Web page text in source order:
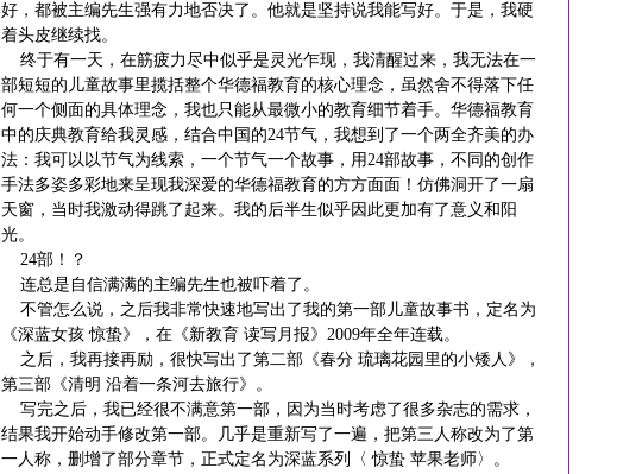
好，都被主编先生强有力地否决了。他就是坚持说我能写好。于是，我硬
着头皮继续找。
终于有一天，在筋疲力尽中似乎是灵光乍现，我清醒过来，我无法在一
部短短的儿童故事里揽括整个华德福教育的核心理念，虽然舍不得落下任
何一个侧面的具体理念，我也只能从最微小的教育细节着手。华德福教育
中的庆典教育给我灵感，结合中国的24节气，我想到了一个两全齐美的办
法：我可以以节气为线索，一个节气一个故事，用24部故事，不同的创作
手法多姿多彩地来呈现我深爱的华德福教育的方方面面！仿佛洞开了一扇
天窗，当时我激动得跳了起来。我的后半生似乎因此更加有了意义和阳
光。
24部！？
连总是自信满满的主编先生也被吓着了。
不管怎么说，之后我非常快速地写出了我的第一部儿童故事书，定名为
《深蓝女孩 惊蛰》，在《新教育 读写月报》2009年全年连载。
之后，我再接再励，很快写出了第二部《春分 琉璃花园里的小矮人》，
第三部《清明 沿着一条河去旅行》。
写完之后，我已经很不满意第一部，因为当时考虑了很多杂志的需求，
结果我开始动手修改第一部。几乎是重新写了一遍，把第三人称改为了第
一人称，删增了部分章节，正式定名为深蓝系列〈 惊蛰 苹果老师〉。